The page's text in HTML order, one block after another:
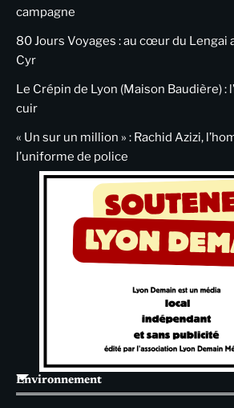
campagne
80 Jours Voyages : au cœur du Lengai
Cyr
Le Crépin de Lyon (Maison Baudière) :
cuir
« Un sur un million » : Rachid Azizi,
l’uniforme de police
Environnement